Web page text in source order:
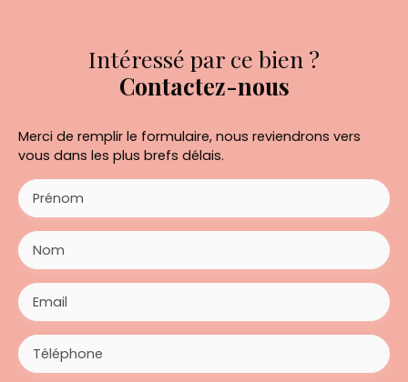
Intéressé par ce bien ?
Contactez-nous
Merci de remplir le formulaire, nous reviendrons vers
vous dans les plus brefs délais.
Prénom
Nom
Email
Téléphone